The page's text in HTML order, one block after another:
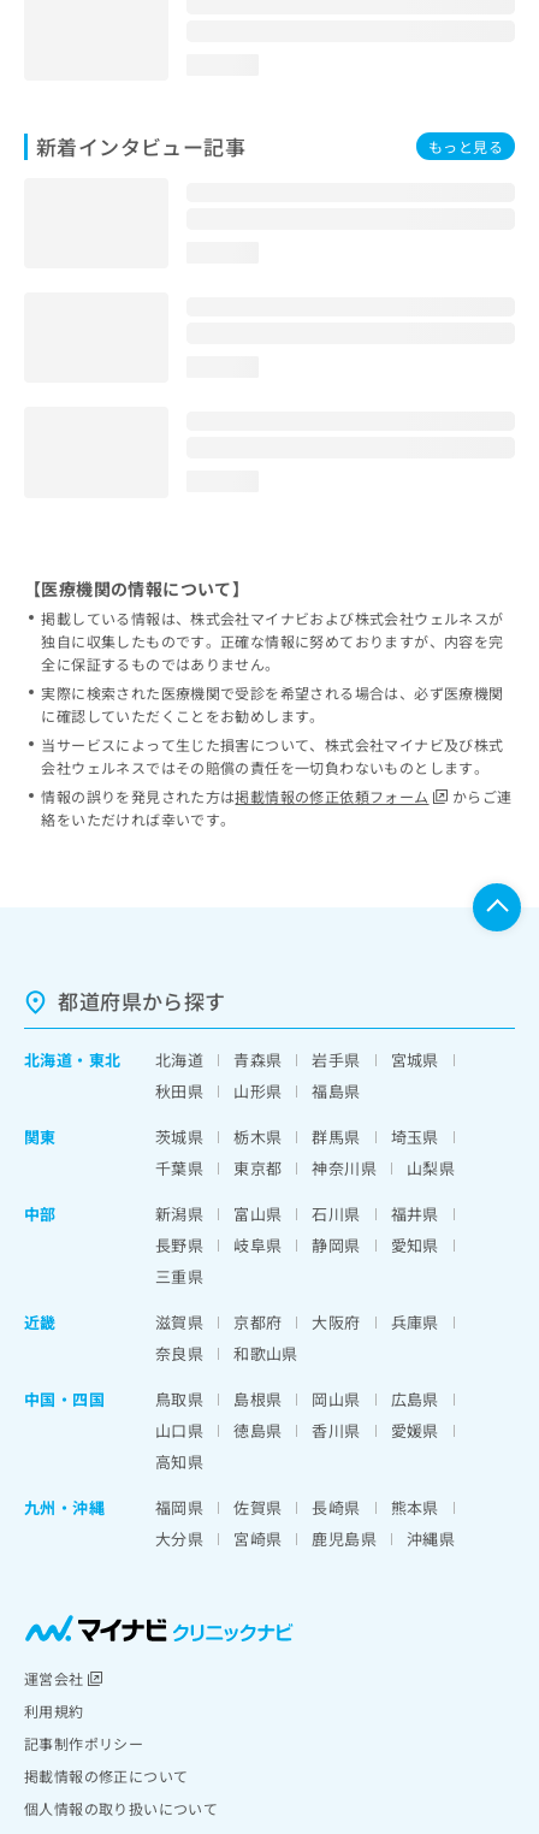
新着インタビュー記事 もっと見る
【医療機関の情報について】
掲載している情報は、株式会社マイナビおよび株式会社ウェルネスが
独自に収集したものです。正確な情報に努めておりますが、内容を完
全に保証するものではありません。
実際に検索された医療機関で受診を希望される場合は、必ず医療機関
に確認していただくことをお勧めします。
当サービスによって生じた損害について、株式会社マイナビ及び株式
会社ウェルネスではその賠償の責任を一切負わないものとします。
情報の誤りを発見された方は掲載情報の修正依頼フォーム
からご連
絡をいただければ幸いです。
都道府県から探す
北海道 ・ 東北 北海道 青森県 岩手県
宮城県
秋田県
山形県
福島県
関東
茨城県 栃木県 群馬県
埼玉県
千葉県
東京都 神奈川県
山梨県
中部
新潟県 富山県 石川県
福井県
長野県
岐阜県 静岡県
愛知県
三重県
近畿
滋賀県 京都府 大阪府
兵庫県
奈良県
和歌山県
中国・四国
鳥取県 島根県 岡山県
広島県
山口県
徳島県 香川県
愛媛県
高知県
九州・沖縄
福岡県 佐賀県 長崎県
熊本県
大分県
宮崎県 鹿児島県 沖縄県
運営会社
利用規約
記事制作ポリシー
掲載情報の修正について
個人情報の取り扱いについて